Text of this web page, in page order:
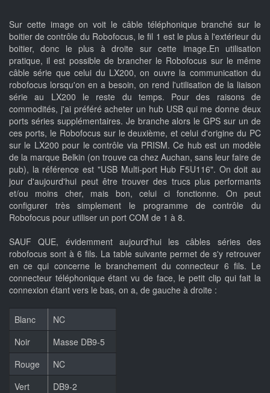
Sur cette image on voit le câble téléphonique branché sur le
boitier de contrôle du Robofocus, le fil 1 est le plus à l'extérieur du
boitier, donc le plus à droite sur cette image.En utilisation
pratique, il est possible de brancher le Robofocus sur le même
câble série que celui du LX200, on ouvre la communication du
robofocus lorsqu'on en a besoin, on rend l'utilisation de la liaison
série au LX200 le reste du temps. Pour des raisons de
commodités, j'ai préféré acheter un hub USB qui me donne deux
ports séries supplémentaires. Je branche alors le GPS sur un de
ces ports, le Robofocus sur le deuxième, et celui d'origine du PC
sur le LX200 pour le contrôle via PRISM. Ce hub est un modèle
de la marque Belkin (on trouve ca chez Auchan, sans leur faire de
pub), la référence est "USB Multi-port Hub F5U116". On doit au
jour d'aujourd'hui peut être trouver des trucs plus performants
et/ou moins cher, mais bon, celui ci fonctionne. On peut
configurer très simplement le programme de contrôle du
Robofocus pour utiliser un port COM de 1 à 8.
SAUF QUE, évidemment aujourd'hui les câbles séries des
robofocus sont à 6 fils. La table suivante permet de s'y retrouver
en ce qui concerne le branchement du connecteur 6 fils. Le
connecteur téléphonique étant vu de face, le petit clip qui fait la
connexion étant vers le bas, on a, de gauche à droite :
Blanc
NC
Noir
Masse DB9-5
Rouge
NC
Vert
DB9-2